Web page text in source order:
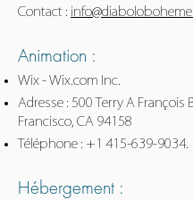
Contact :
Animation :
Wix - Wix.com Inc.
Adresse : 500 Terry A François
Francisco, CA 94158
Téléphone : +1 415-639-9034.
Hébergement :